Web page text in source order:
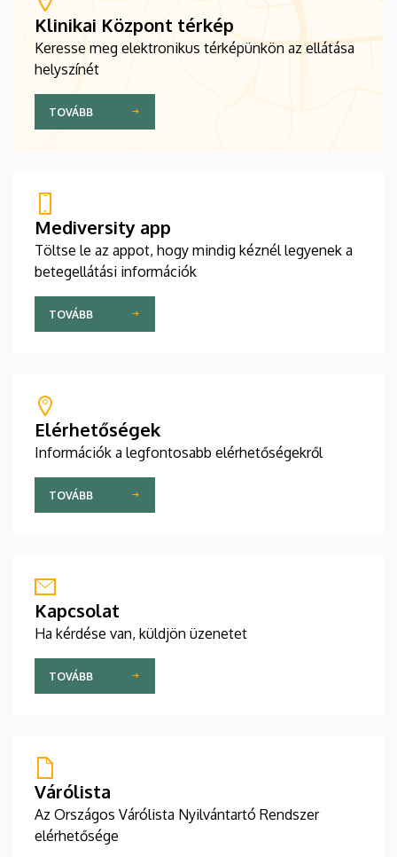
Klinikai Központ térkép
Keresse meg elektronikus térképünkön az ellátása
helyszínét
TOVÁBB
Mediversity app
Töltse le az appot, hogy mindig kéznél legyenek a
betegellátási információk
TOVÁBB
Elérhetőségek
Információk a legfontosabb elérhetőségekről
TOVÁBB
Kapcsolat
Ha kérdése van, küldjön üzenetet
TOVÁBB
Várólista
Az Országos Várólista Nyilvántartó Rendszer
elérhetősége